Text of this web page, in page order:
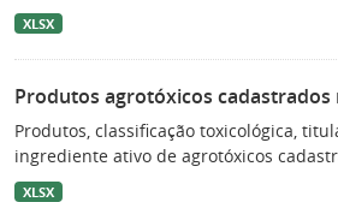
XLSX
Produtos agrotóxicos cadastrados
Produtos, classificação toxicológica,
ingrediente ativo de agrotóxicos
XLSX